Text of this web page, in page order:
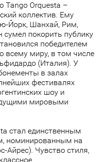
Tango Orquesta –
коллектив. Ему
Йорк, Шанхай, Рим,
покорить публику
победителем
всему миру, в том числе
(Италия). У
в залах
фестивалях
шоу и
мировыми
стал единственным
номинированным на
Айрес). Чувство стиля,